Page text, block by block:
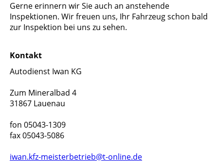
Gerne erinnern wir Sie auch an anstehende
Inspektionen. Wir freuen uns, Ihr Fahrzeug schon bald
zur Inspektion bei uns zu sehen.
Kontakt
Autodienst Iwan KG
Zum Mineralbad 4
31867 Lauenau
fon 05043-1309
fax 05043-5086
iwan.kfz-meisterbetrieb@t-online.de